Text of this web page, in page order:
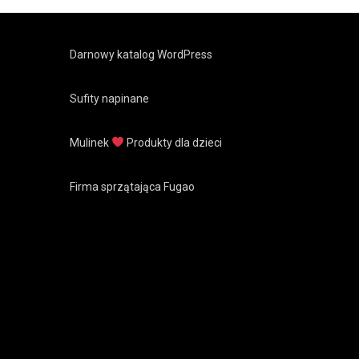
Darnowy katalog WordPress
Sufity napinane
Mulinek Produkty dla dzieci
Firma sprzątająca Fugao